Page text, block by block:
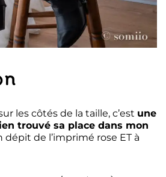
les côtés de la taille, c’est une
trouvé sa place dans mon
dépit de l’imprimé rose ET à